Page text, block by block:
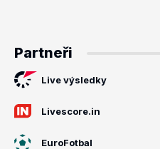
Partneři
Live výsledky
Livescore.in
EuroFotbal